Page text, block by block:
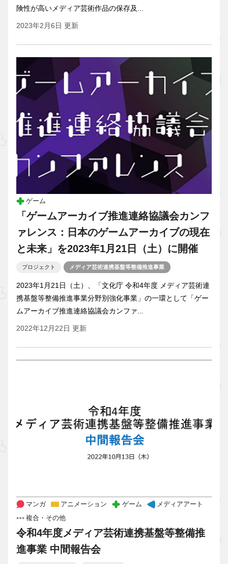
険性が高いメディア芸術作品の保存及...
2023年2月6日 更新
ゲーム
「ゲームアーカイブ推進連絡協議会カンフ
ァレンス：日本のゲームアーカイブの現在
と未来」を2023年1月21日（土）に開催
プロジェクト メディア芸術連携基盤等整備推進事業
2023年1月21日（土）、「文化庁 令和4年度 メディア芸術連
携基盤等整備推進事業分野別強化事業」の一環として「ゲー
ムアーカイブ推進連絡協議会カンファ...
2022年12月22日 更新
マンガ アニメーション ゲーム
メディアアート
複合・その他
令和4年度メディア芸術連携基盤等整備推
進事業 中間報告会